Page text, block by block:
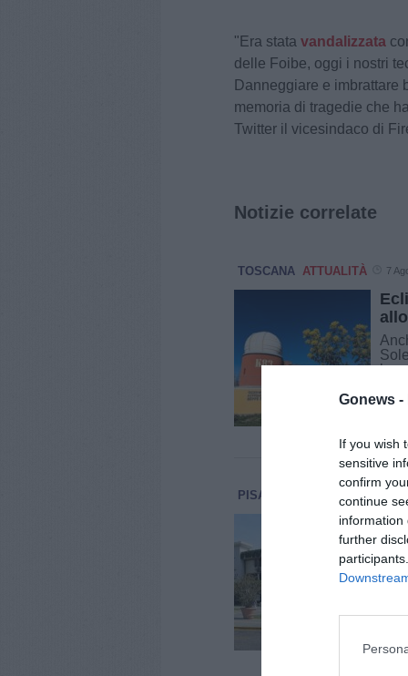
Gonews -
If you wish
sensitive
confirm
continue
information
further
"Era stata vandalizzata
delle Foibe, oggi i nostri
Danneggiare e imbrattare
memoria di tragedie che
Twitter il vicesindaco di
Notizie correlate
TOSCANA ATTUALITÀ 7
PISA 7 Agosto
È